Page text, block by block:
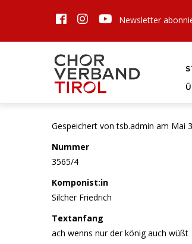
Newsletter
Gespeichert vontsb.admin am Mai
Nummer
3565/4
Komponist:in
Silcher Friedrich
Textanfang
ach wenns nur der könig auch wüßt